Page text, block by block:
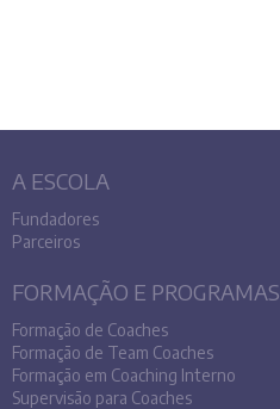
A ESCOLA
Fundadores
Parceiros
FORMAÇÃO E PROGRAMAS
Formação de Coaches
Formação de Team Coaches
Formação em Coaching Interno
Supervisão para Coaches